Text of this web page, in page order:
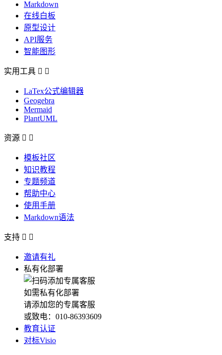
Markdown
在线白板
原型设计
API服务
智能图形
实用工具  
LaTex公式编辑器
Geogebra
Mermaid
PlantUML
资源  
模板社区
知识教程
专题频道
帮助中心
使用手册
Markdown语法
支持  
邀请有礼
私有化部署
如需私有化部署
请添加您的专属客服
或致电：010-86393609
教育认证
对标Visio